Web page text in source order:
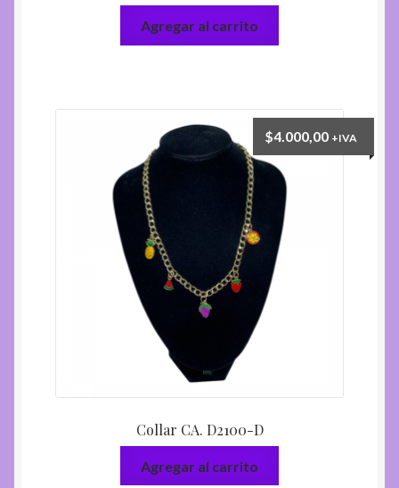
Agregar al carrito
Collar CA. D2100-D
$4.000,00 +IVA
Agregar al carrito